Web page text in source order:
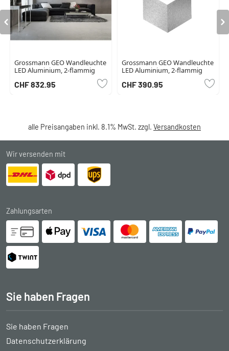
Grossmann GEO Wandleuchte
LED Aluminium, 2-flammig
CHF 832.95
Grossmann GEO Wandleuchte
LED Aluminium, 2-flammig
CHF 390.95
alle Preisangaben inkl. 8.1% MwSt. zzgl. Versandkosten
Wir versenden mit
Zahlungsarten
Sie haben Fragen
Sie haben Fragen
Datenschutzerklärung